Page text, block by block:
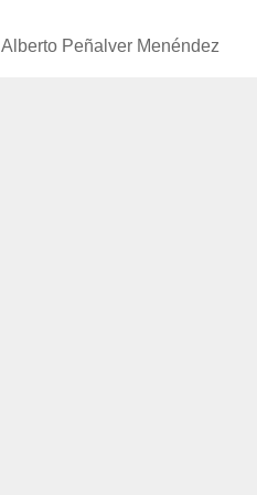
https://www.experimenta.es/
Alberto Peñalver Menéndez